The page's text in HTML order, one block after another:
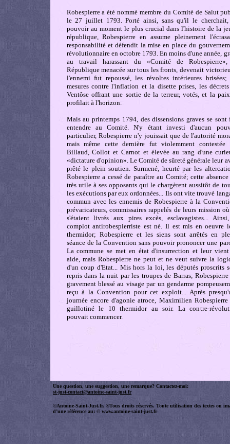
Robespierre a été nommé membre du Comité de Salut
le 27 juillet 1793. Porté ainsi, sans qu'il le cherchait,
pouvoir au moment le plus crucial dans l'histoire de la
république, Robespierre en assume pleinement
responsabilité et défendit la mise en place du
révolutionnaire en octobre 1793. En moins d'une année,
au travail harassant du «Comité de
République menacée sur tous les fronts, devenait
l'ennemi fut repoussé, les révoltes intérieures brisées;
mesures contre l'inflation et la disette prises, les
Ventôse offrant une sortie de la terreur, votés, et la
profilait à l'horizon.
Mais au printemps 1794, des dissensions graves se sont
entendre au Comité. N'y étant investi d'aucun
particulier, Robespierre n'y jouissait que de l'autorité
mais même cette dernière fut violemment contestée
Billaud, Collot et Carnot et élevée au rang d'une
«dictature d'opinion». Le Comité de sûreté générale leur
prêté le plein soutien. Surmené, heurté par les
Robespierre a cessé de paraître au Comité; cette
très utile à ses opposants qui le chargèrent aussitôt de
les exécutions par eux ordonnées... Ils ont vite trouvé
commun avec les ennemis de Robespierre à la
prévaricateurs, commissaires rappelés de leurs mission
s'étaient livrés aux pires excès, esclavagistes...
complot antirobespierriste est né. Il est mis en oeuvre
thermidor; Robespierre et les siens sont arrêtés en
séance de la Convention sans pouvoir prononcer une
La commune se met en état d'insurrection et leur
aide, mais Robespierre ne peut et ne veut suivre la
d'un coup d'Etat... Mis hors la loi, les députés proscrits
repris dans la nuit par les troupes de Barras; Robespierre
gravement blessé au visage par un gendarme
reçu à la Convention pour cet exploit... Après
journée encore d'agonie atroce, Maximilien Robespierre
guillotiné le 10 thermidor au soir. La contre-
pouvait commencer.
Une question, une suggestion, une remarque? Contactez-moi:
st-just-contact@antoine-saint-just.fr
©Antoine-Saint-Just.fr. ®Tous droits réservés. Toute utilisation des textes ou
d’une référence au: © www.antoine-saint-just.fr